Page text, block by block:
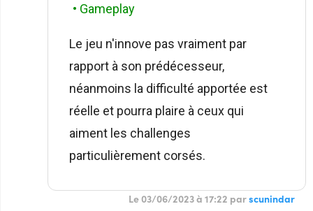
• Gameplay
Le jeu n'innove pas vraiment par
rapport à son prédécesseur,
néanmoins la difficulté apportée est
réelle et pourra plaire à ceux qui
aiment les challenges
particulièrement corsés.
Le 03/06/2023 à 17:22 parscunindar